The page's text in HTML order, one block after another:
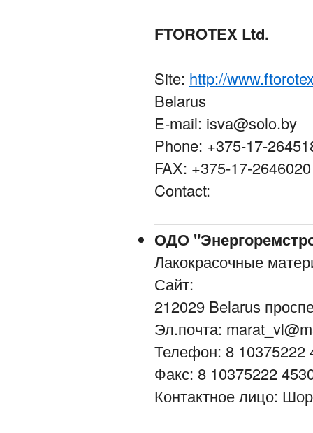
FTOROTEX Ltd.
Site: http://
Belarus
E-mail: isva@solo.by
Phone: +375-17-
FAX: +375-17-2646020
Contact:
ОДО
Лакокрасочные
Сайт:
212029 Belarus
Эл.почта:
Телефон: 8 10375222
Факс: 8 10375222
Контактное лицо: